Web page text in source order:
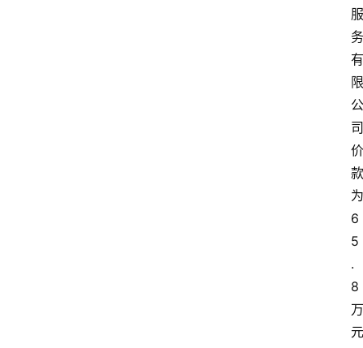
服
务
有
限
公
司
价
款
为
6
5
.
8
万
元